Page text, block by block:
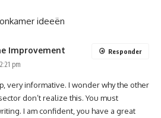
ideeën
Improvement
pm
very informative. I wonder why the other
don’t realize this. You must
I am confident, you have a great
Responder